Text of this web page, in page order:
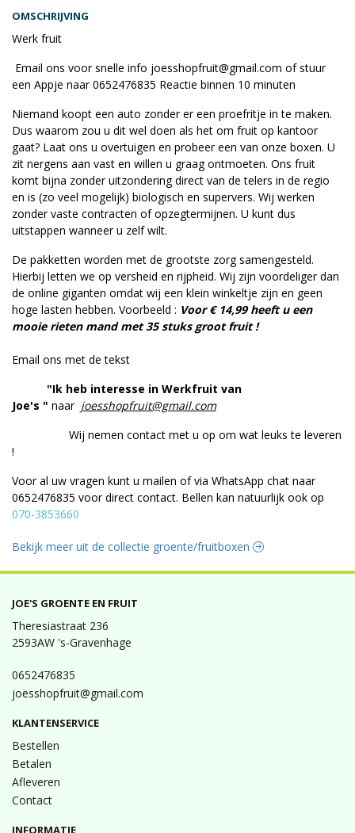
OMSCHRIJVING
Werk fruit
Email ons voor snelle info joesshopfruit@gmail.com of stuur
een Appje naar 0652476835 Reactie binnen 10 minuten
Niemand koopt een auto zonder er een proefritje in te maken.
Dus waarom zou u dit wel doen als het om fruit op kantoor
gaat? Laat ons u overtuigen en probeer een van onze boxen. U
zit nergens aan vast en willen u graag ontmoeten. Ons fruit
komt bijna zonder uitzondering direct van de telers in de regio
en is (zo veel mogelijk) biologisch en supervers. Wij werken
zonder vaste contracten of opzegtermijnen. U kunt dus
uitstappen wanneer u zelf wilt.
De pakketten worden met de grootste zorg samengesteld.
Hierbij letten we op versheid en rijpheid. Wij zijn voordeliger dan
de online giganten omdat wij een klein winkeltje zijn en geen
hoge lasten hebben. Voorbeeld : Voor € 14,99 heeft u een
mooie rieten mand met 35 stuks groot fruit !
Email ons met de tekst
"Ik heb interesse in Werkfruit van
Joe's " naar joesshopfruit@gmail.com
Wij nemen contact met u op om wat leuks te leveren
!
Voor al uw vragen kunt u mailen of via WhatsApp chat naar
0652476835 voor direct contact. Bellen kan natuurlijk ook op
070-3853660
Bekijk meer uit de collectie groente/fruitboxen
JOE'S GROENTE EN FRUIT
Theresiastraat 236
2593AW 's-Gravenhage
0652476835
joesshopfruit@gmail.com
KLANTENSERVICE
Bestellen
Betalen
Afleveren
Contact
INFORMATIE